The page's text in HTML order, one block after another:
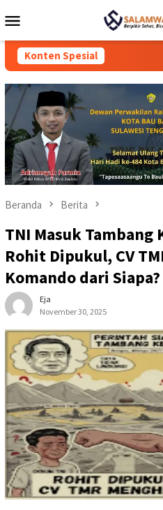
ke
Mobile
Konten Spesial
Beranda Berita
TNI Masuk Tambang
Rohit Dipukul, CV
Komando dari Siapa?
Eja
November 30, 2025